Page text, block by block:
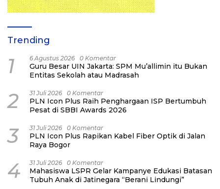
Trending
1 6 Agustus 2026 0 Komentar
Guru Besar UIN Jakarta: SPM Mu’allimin itu Bukan
Entitas Sekolah atau Madrasah
2 31 Juli 2026 0 Komentar
PLN Icon Plus Raih Penghargaan ISP Bertumbuh
Pesat di SBBI Awards 2026
3 31 Juli 2026 0 Komentar
PLN Icon Plus Rapikan Kabel Fiber Optik di Jalan
Raya Bogor
4 31 Juli 2026 0 Komentar
Mahasiswa LSPR Gelar Kampanye Edukasi Batasan
Tubuh Anak di Jatinegara “Berani Lindungi”